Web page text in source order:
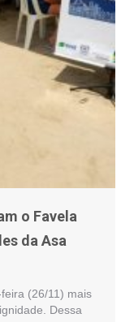
o Favela
da Asa
(26/11) mais
Dessa